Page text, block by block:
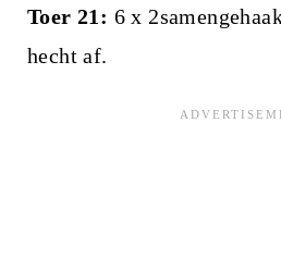
Toer 21: 6 x
hecht af.